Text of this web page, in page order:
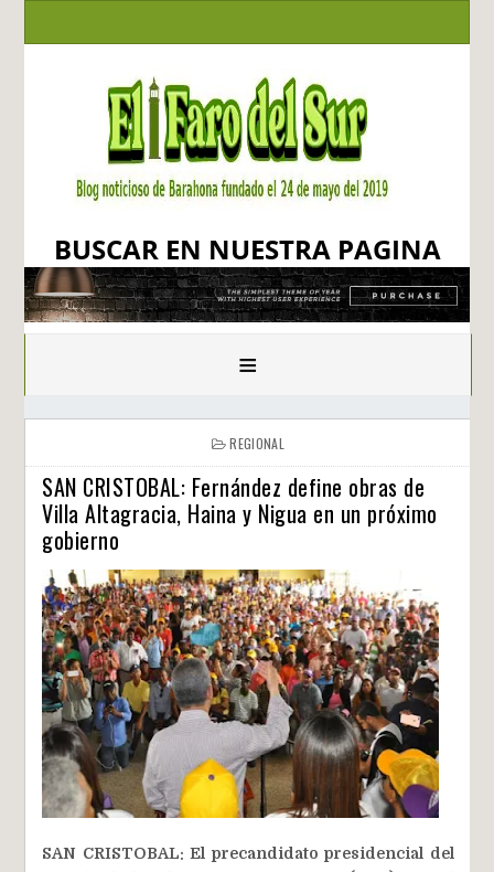
BUSCAR EN NUESTRA PAGINA
≡
REGIONAL
SAN CRISTOBAL: Fernández define obras de
Villa Altagracia, Haina y Nigua en un próximo
gobierno
SAN CRISTOBAL: El precandidato presidencial del